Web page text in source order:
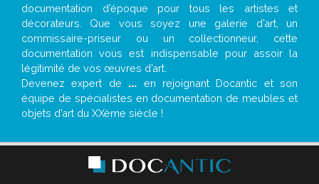
documentation d’époque pour tous les artistes et
décorateurs. Que vous soyez une galerie d’art, un
commissaire-priseur ou un collectionneur, cette
documentation vous est indispensable pour assoir la
légitimité de vos œuvres d’art.
Devenez expert de ... en rejoignant Docantic et son
équipe de spécialistes en documentation de meubles et
objets d’art du XXème siècle !